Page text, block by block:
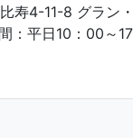
寿4-11-8 グラン
平日10：00～